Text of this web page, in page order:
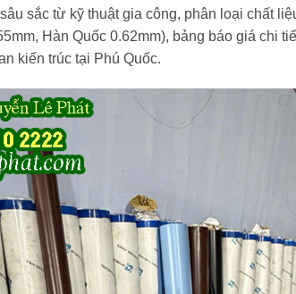
sắc từ kỹ thuật gia công, phân loại chất
Hàn Quốc 0.62mm), bảng báo giá chi
kiến trúc tại Phú Quốc.